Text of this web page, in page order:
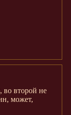
во второй не
может,